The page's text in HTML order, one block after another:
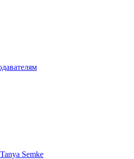
Semke